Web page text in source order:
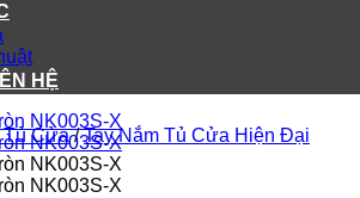
HỆ
Tủ Cửa / Tay Nắm Tủ Cửa Hiện Đại